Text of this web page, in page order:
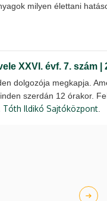
milyen élettani
XXVI. évf. 7. szám |
dolgozója megkapja.
szerdán 12 órakor.
Tóth Ildikó Sajtóközpont